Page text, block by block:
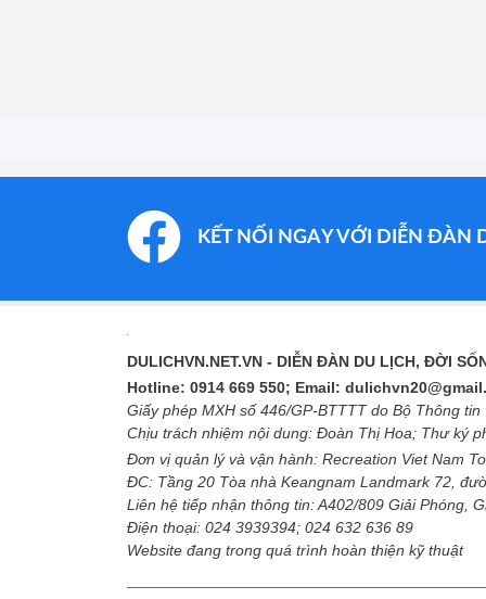
KẾT NỐI NGAY VỚI DIỄN ĐÀN
DULICHVN.NET.VN - DIỄN ĐÀN DU LỊCH, ĐỜI
Hotline: 0914 669 550; Email:
Giấy phép MXH số 446/GP-BTTTT do Bộ Thông
Chịu trách nhiệm nội dung: Đoàn Thị Hoa; Thư ký
Đơn vị quản lý và vận hành: Recreation Viet Nam
ĐC: Tầng 20 Tòa nhà Keangnam Landmark 72,
Liên hệ tiếp nhận thông tin: A402/809 Giải Phóng,
Điện thoại: 024 3939394; 024 632 636 89
Website đang trong quá trình hoàn thiện kỹ thuật